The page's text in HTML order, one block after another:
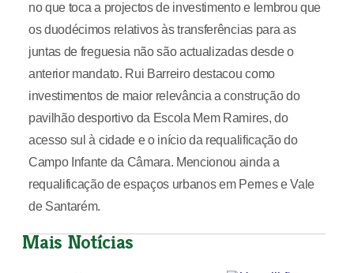
no que toca a projectos de investimento e lembrou que
os duodécimos relativos às transferências para as
juntas de freguesia não são actualizadas desde o
anterior mandato. Rui Barreiro destacou como
investimentos de maior relevância a construção do
pavilhão desportivo da Escola Mem Ramires, do
acesso sul à cidade e o início da requalificação do
Campo Infante da Câmara. Mencionou ainda a
requalificação de espaços urbanos em Pernes e Vale
de Santarém.
Mais Notícias